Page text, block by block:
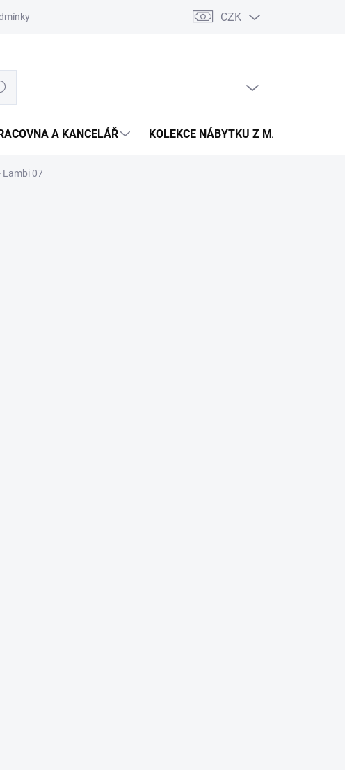
Podmínky ochrany osobních údajů Pojištění zásilky
CZK
A KANCELÁŘ KOLEKCE NÁBYTKU Z MASIVU
Lambi 07